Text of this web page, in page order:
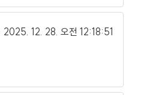
2025. 12. 28. 오전 12:18:51